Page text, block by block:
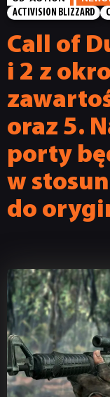
ACTIVISION BLIZZARD
Call of
i 2 z
oraz 5.
porty
w
do